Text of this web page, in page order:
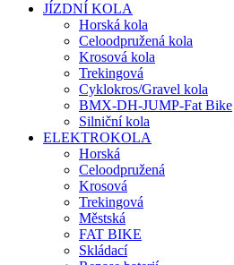
JÍZDNÍ KOLA
Horská kola
Celoodpružená kola
Krosová kola
Trekingová
Cyklokros/Gravel kola
BMX-DH-JUMP-Fat Bike
Silniční kola
ELEKTROKOLA
Horská
Celoodpružená
Krosová
Trekingová
Městská
FAT BIKE
Skládací